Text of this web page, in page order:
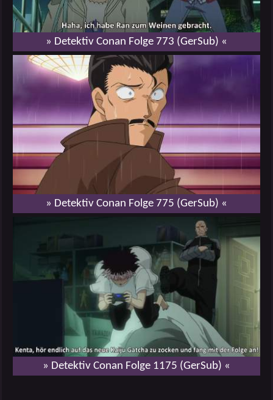
» Detektiv Conan Folge 773 (GerSub) «
» Detektiv Conan Folge 775 (GerSub) «
» Detektiv Conan Folge 1175 (GerSub) «